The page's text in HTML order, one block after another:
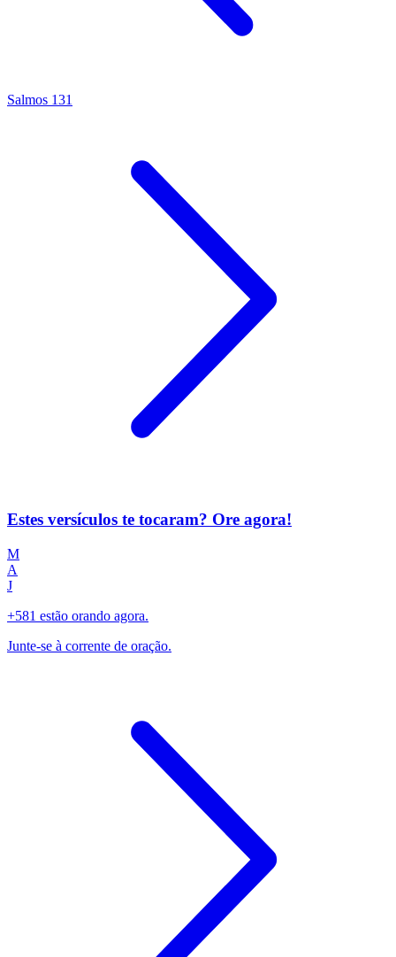
Salmos 131
Estes versículos te tocaram? Ore agora!
M
A
J
+581 estão orando agora.
Junte-se à corrente de oração.